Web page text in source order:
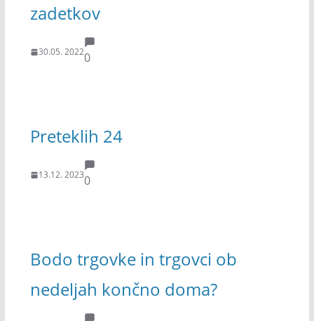
zadetkov
30.05. 20220
Preteklih 24
13.12. 20230
Bodo trgovke in trgovci ob
nedeljah končno doma?